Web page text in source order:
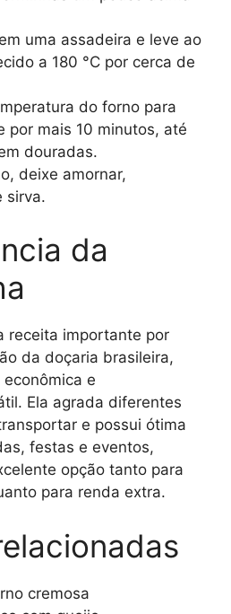
uma assadeira e leve ao
a 180 °C por cerca de
do forno para
por mais 10 minutos, até
douradas.
deixe amornar,
sirva.
da
receita importante por
da doçaria brasileira,
e
Ela agrada diferentes
e possui ótima
festas e eventos,
opção tanto para
para renda extra.
cremosa